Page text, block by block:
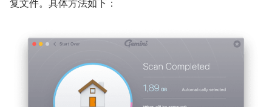
复文件。具体方法如下：